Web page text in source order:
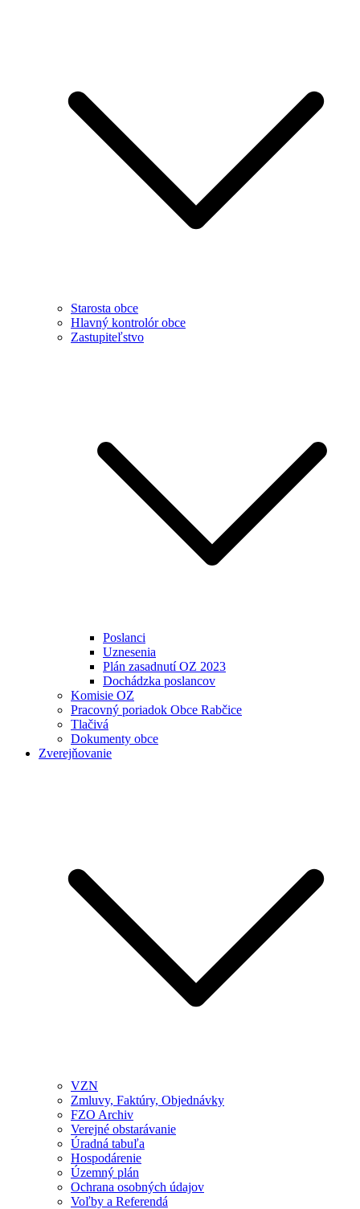
Starosta obce
Hlavný kontrolór obce
Zastupiteľstvo
Poslanci
Uznesenia
Plán zasadnutí OZ 2023
Dochádzka poslancov
Komisie OZ
Pracovný poriadok Obce Rabčice
Tlačivá
Dokumenty obce
Zverejňovanie
VZN
Zmluvy, Faktúry, Objednávky
FZO Archiv
Verejné obstarávanie
Úradná tabuľa
Hospodárenie
Územný plán
Ochrana osobných údajov
Voľby a Referendá